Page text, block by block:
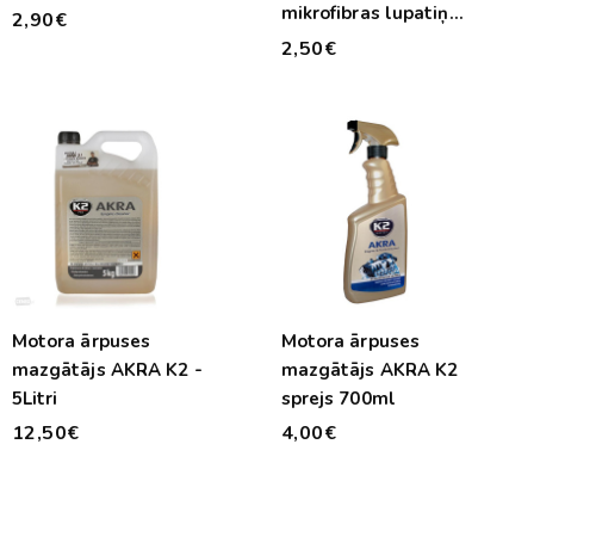
2,90€
mikrofibras lupatiņas
MA97-028
2,50€
Motora ārpuses
mazgātājs AKRA K2 -
5Litri
12,50€
Motora ārpuses
mazgātājs AKRA K2
sprejs 700ml
4,00€